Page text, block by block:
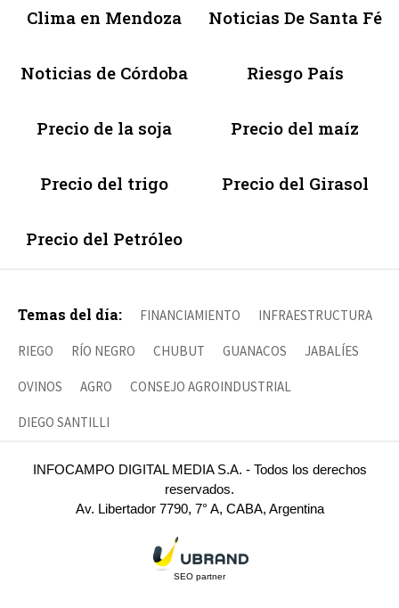
Clima en Mendoza Noticias De Santa Fé
Noticias de Córdoba Riesgo País
Precio de la soja Precio del maíz
Precio del trigo Precio del Girasol
Precio del Petróleo
Temas del día: FINANCIAMIENTO INFRAESTRUCTURA
RIEGO RÍO NEGRO CHUBUT GUANACOS JABALÍES
OVINOS AGRO CONSEJO AGROINDUSTRIAL
DIEGO SANTILLI
INFOCAMPO DIGITAL MEDIA S.A. - Todos los derechos
reservados.
Av. Libertador 7790, 7° A, CABA, Argentina
SEO partner